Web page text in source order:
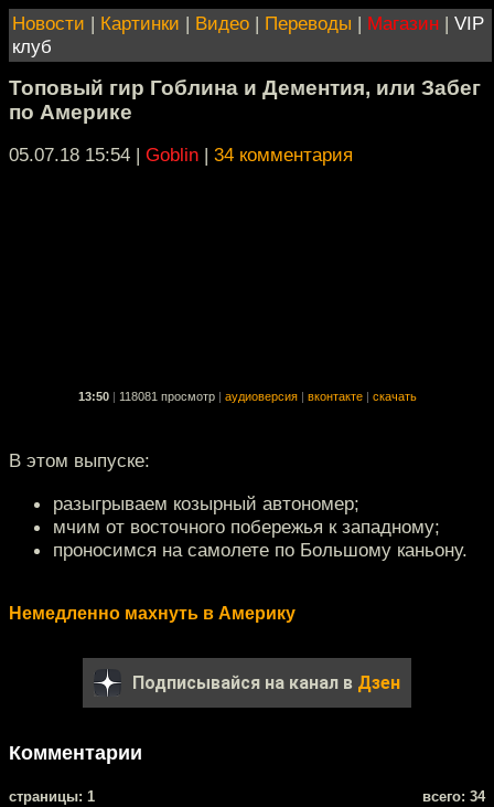
Новости | Картинки | Видео | Переводы | Магазин | VIP
клуб
Топовый гир Гоблина и Дементия, или Забег
по Америке
05.07.18 15:54 | Goblin | 34 комментария
13:50 118081 просмотр аудиоверсия вконтакте скачать
В этом выпуске:
разыгрываем козырный автономер;
мчим от восточного побережья к западному;
проносимся на самолете по Большому каньону.
Немедленно махнуть в Америку
Подписывайся на канал в Дзен
Комментарии
cтраницы: 1 всего: 34